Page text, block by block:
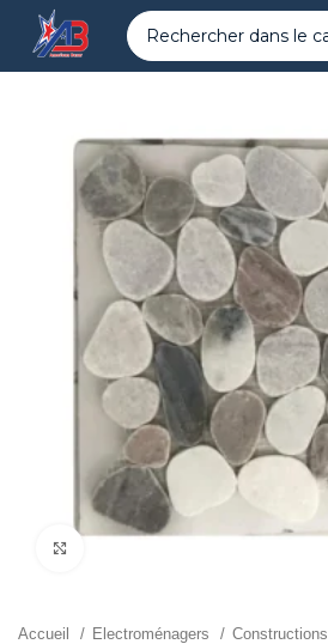
Accueil Electroménagers Constructions